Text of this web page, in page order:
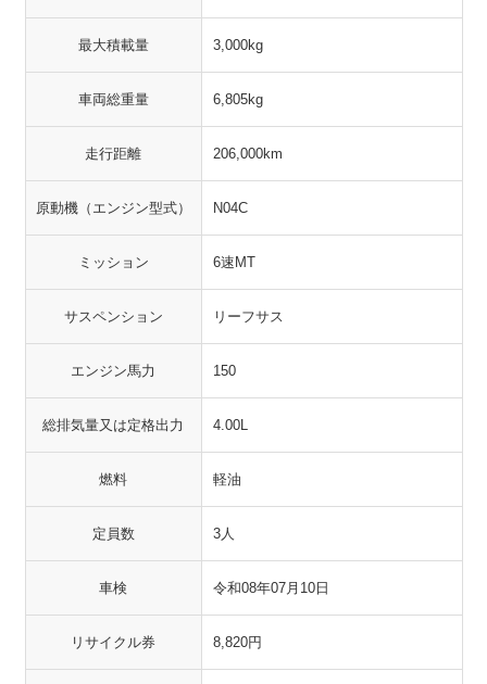
最大積載量 3,000kg
車両総重量 6,805kg
走行距離 206,000km
原動機（エンジン型式） N04C
ミッション 6速MT
サスペンション リーフサス
エンジン馬力 150
総排気量又は定格出力 4.00L
燃料 軽油
定員数 3人
車検 令和08年07月10日
リサイクル券 8,820円